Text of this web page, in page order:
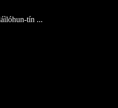
tín ...